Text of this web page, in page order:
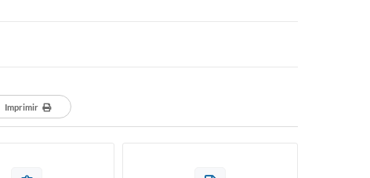
Imprimir